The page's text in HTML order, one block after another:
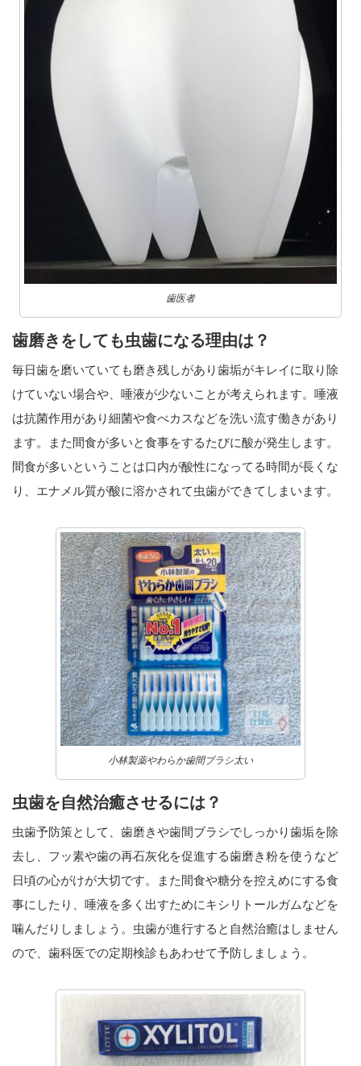
歯医者
歯磨きをしても虫歯になる理由は？
毎日歯を磨いていても磨き残しがあり歯垢がキレイに取り除
けていない場合や、唾液が少ないことが考えられます。唾液
は抗菌作用があり細菌や食べカスなどを洗い流す働きがあり
ます。また間食が多いと食事をするたびに酸が発生します。
間食が多いということは口内が酸性になってる時間が長くな
り、エナメル質が酸に溶かされて虫歯ができてしまいます。
小林製薬やわらか歯間ブラシ太い
虫歯を自然治癒させるには？
虫歯予防策として、歯磨きや歯間ブラシでしっかり歯垢を除
去し、フッ素や歯の再石灰化を促進する歯磨き粉を使うなど
日頃の心がけが大切です。また間食や糖分を控えめにする食
事にしたり、唾液を多く出すためにキシリトールガムなどを
噛んだりしましょう。虫歯が進行すると自然治癒はしません
ので、歯科医での定期検診もあわせて予防しましょう。